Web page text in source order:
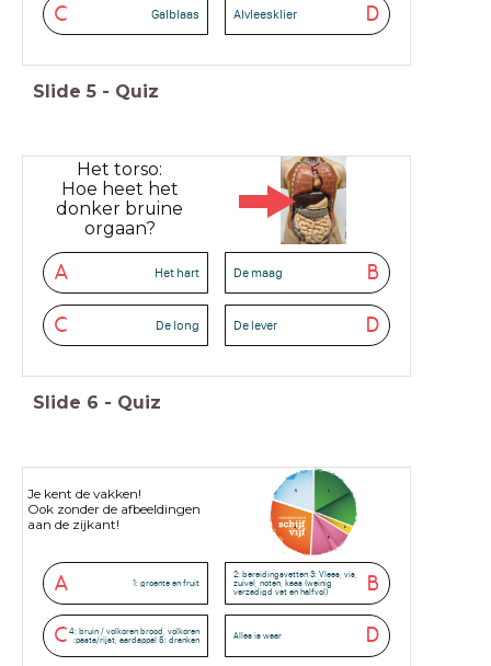
C Galblaas D
Alvleesklier
Slide 5 - Quiz
Het torso:
Hoe heet het
donker bruine
orgaan?
A Het hart B
De maag
C De long D
De lever
Slide 6 - Quiz
Je kent de vakken!
Ook zonder de afbeeldingen
aan de zijkant!
A 1: groente en fruit B
2: bereidingsvetten 3: Vlees, vis,
zuivel, noten, kaas (weinig
verzadigd vet en halfvol)
C 4: bruin / volkoren brood, volkoren
:pasta/rijst, aardappel 5: dranken
D
Alles is waar